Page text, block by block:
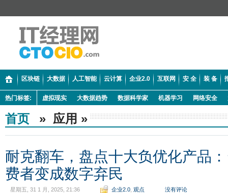
区块链 大数据 人工智能 云计算 企业2.0 互联网 安 全 装 备
热门标签: 虚拟现实 大数据趋势 数据科学家 机器学习 网络安全
首页 » 应用 »
耐克翻车，盘点十大负优化产品
费者变成数字弃民
星期五, 31 1 月, 2025, 21:36 企业2.0 观点 没有评论